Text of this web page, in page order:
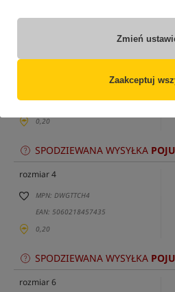
Zmień
Zaakceptuj
0,20
SPODZIEWANA WYSYŁKA
rozmiar 4
MPN: DWGTTCH4
EAN: 5060218457435
0,20
SPODZIEWANA WYSYŁKA
rozmiar 6